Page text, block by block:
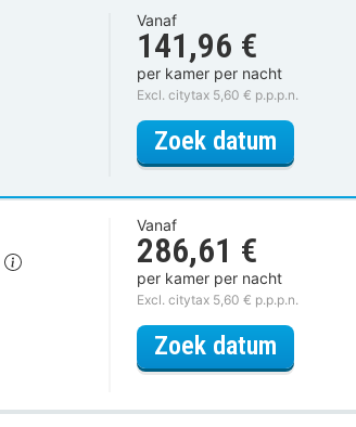
Vanaf
141,96 €
per kamer per nacht
Excl. citytax 5,60 € p.p.p.n.
Zoek datumvoor
Vanaf
286,61 €
per kamer per nacht
Excl. citytax 5,60 € p.p.p.n.
Zoek datum